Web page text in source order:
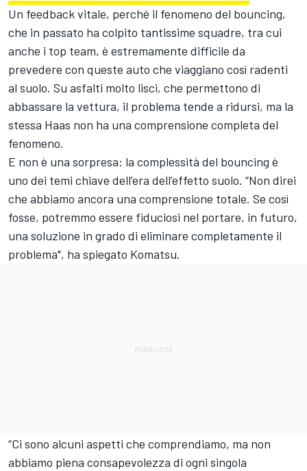
Un feedback vitale, perché il fenomeno del bouncing,
che in passato ha colpito tantissime squadre, tra cui
anche i top team, è estremamente difficile da
prevedere con queste auto che viaggiano così radenti
al suolo. Su asfalti molto lisci, che permettono di
abbassare la vettura, il problema tende a ridursi, ma la
stessa Haas non ha una comprensione completa del
fenomeno.
E non è una sorpresa: la complessità del bouncing è
uno dei temi chiave dell’era dell’effetto suolo. “Non direi
che abbiamo ancora una comprensione totale. Se così
fosse, potremmo essere fiduciosi nel portare, in futuro,
una soluzione in grado di eliminare completamente il
problema", ha spiegato Komatsu.
“Ci sono alcuni aspetti che comprendiamo, ma non
abbiamo piena consapevolezza di ogni singola